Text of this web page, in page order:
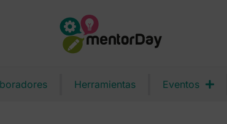
Herramientas Eventos